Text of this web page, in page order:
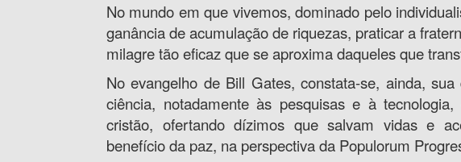
No mundo em que vivemos, dominado pelo
ganância de acumulação de riquezas, praticar a
milagre tão eficaz que se aproxima daqueles que
No evangelho de Bill Gates, constata-se, ainda,
ciência, notadamente às pesquisas e à
cristão, ofertando dízimos que salvam vidas e
benefício da paz, na perspectiva da Populorum